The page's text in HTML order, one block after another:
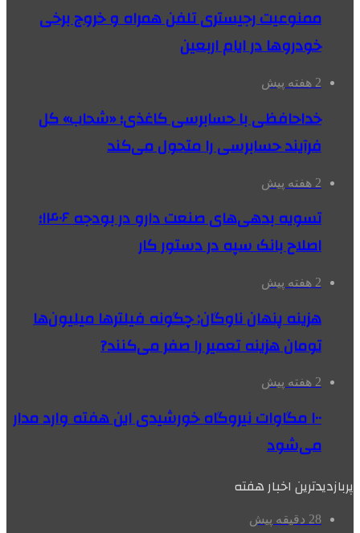
ممنوعیت رجیستری تلفن همراه و خروج برخی
خودروها در ایام اربعین
2 هفته پیش
خداحافظی با حسابرسی کاغذی؛ «شحاب» کل
فرآیند حسابرسی را متحول می‌کند
2 هفته پیش
تسویه بدهی‌های صنعت دارو در بودجه ۱۴۰۶؛
اصلاح بانک سپه در دستور کار
2 هفته پیش
هزینه پنهان ناوگان: چگونه فیلترها میلیون‌ها
تومان هزینه تعمیر را صفر می‌کنند?
2 هفته پیش
۱۰۰ مگاوات نیروگاه‌ خورشیدی این هفته وارد مدار
می‌شود
پربازدیدترین اخبار هفته
28 دقیقه پیش